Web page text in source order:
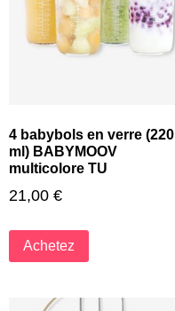
4 babybols en verre (220
ml) BABYMOOV
multicolore TU
21,00 €
Achetez